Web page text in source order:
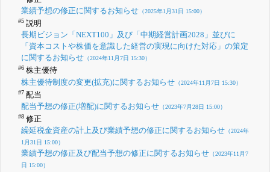
業績予想の修正に関するお知らせ（2025年1月31日 15:00）
#5説明
長期ビジョン「NEXT100」及び「中期経営計画2028」並びに
「資本コストや株価を意識した経営の実現に向けた対応」の策定
に関するお知らせ（2024年11月7日 15:30）
#6株主優待
株主優待制度の変更(拡充)に関するお知らせ（2024年11月7日 15:30）
#7 配当
配当予想の修正(増配)に関するお知らせ（2023年7月28日 15:00）
#8修正
繰延税金資産の計上及び業績予想の修正に関するお知らせ（2024年
1月31日 15:00）
業績予想の修正及び配当予想の修正に関するお知らせ（2023年11月7
日 15:00）